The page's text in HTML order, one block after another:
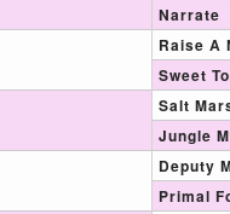
Narrate
Raise A
Sweet
Salt
Jungle
Deputy
Primal